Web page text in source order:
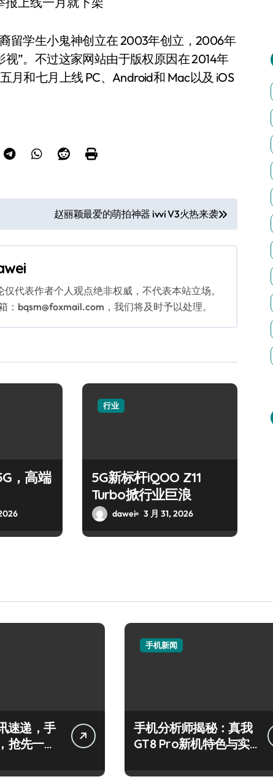
留学生小鬼神创立在 2003年创立，2006年
”。不过这家网站由于版权原因在 2014年
月和七月上线 PC、Android和 Mac以及 iOS
赵丽颖最爱的萌拍神器 ivvi V3火热来袭
代表作者个人观点绝非权威，不代表本站立场。
bqsm@foxmail.com，我们将及时予以处理。
，高端
行业
5G新标杆iQOO Z11
Turbo掀行业巨浪
dawei 3 月 31, 2026
速递，手
抢先一步
手机新闻
手机分析师揭秘：真我
GT8 Pro新机特色与实